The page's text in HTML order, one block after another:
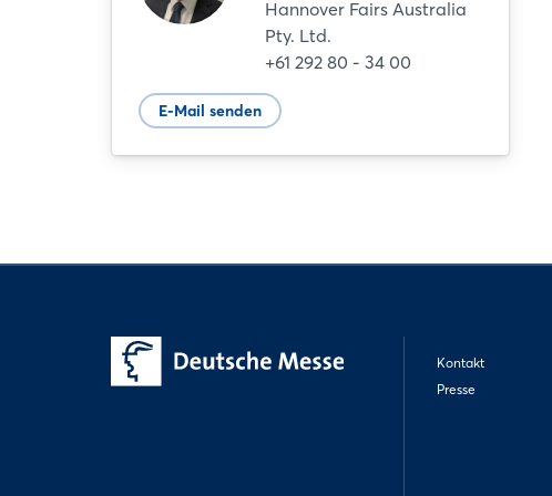
Hannover Fairs Australia
Pty. Ltd.
+61 292 80 - 34 00
E-Mail senden
Kontakt
Presse